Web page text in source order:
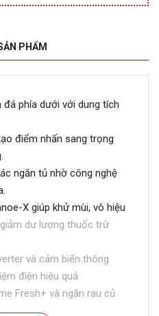
PHẨM
phía dưới với dung tích
điểm nhấn sang trọng
ngăn tủ nhờ công nghệ
X giúp khử mùi, vô hiệu
dư lượng thuốc trừ
và cảm biến thông
điện hiệu quả
Fresh+ và ngăn rau củ